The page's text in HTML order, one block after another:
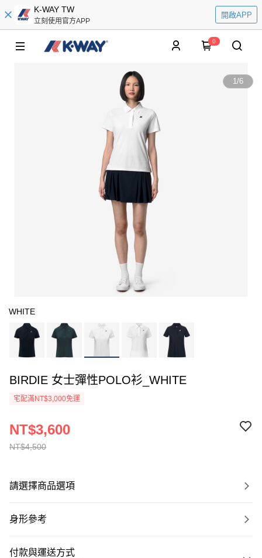
K-WAY TW
立刻使用官方APP
開啟APP
0
1/6
WHITE
BIRDIE 女士彈性POLO衫_WHITE
宅配滿NT$3,000免運
NT$4,500
NT$3,600
請選擇商品選項
身形參考
付款與運送方式